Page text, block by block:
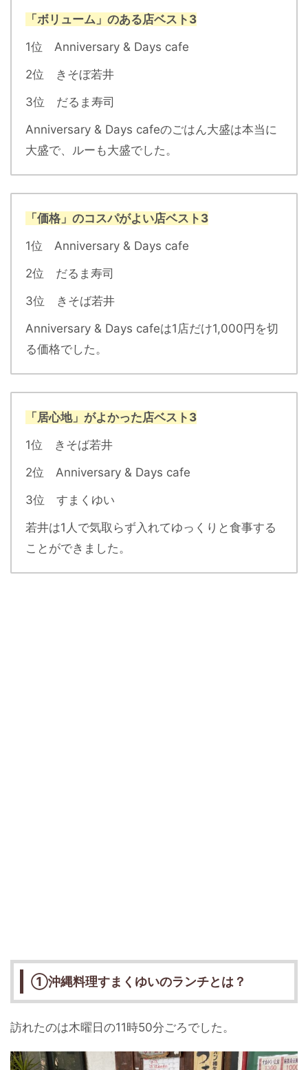
「ボリューム」のある店ベスト3
1位 Anniversary & Days cafe
2位 きそぼ若井
3位 だるま寿司
Anniversary & Days cafeのごはん大盛は本当に
大盛で、ルーも大盛でした。
「価格」のコスパがよい店ベスト3
1位 Anniversary & Days cafe
2位 だるま寿司
3位 きそば若井
Anniversary & Days cafeは1店だけ1,000円を切
る価格でした。
「居心地」がよかった店ベスト3
1位 きそば若井
2位 Anniversary & Days cafe
3位 すまくゆい
若井は1人で気取らず入れてゆっくりと食事する
ことができました。
①沖縄料理すまくゆいのランチとは？
訪れたのは木曜日の11時50分ごろでした。